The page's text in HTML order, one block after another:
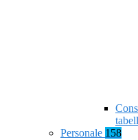
Personale 158